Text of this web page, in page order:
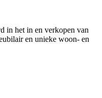
in het in en verkopen van
en unieke woon- en